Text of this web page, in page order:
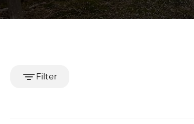
Filter